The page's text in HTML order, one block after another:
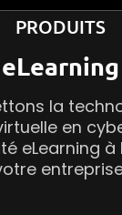
PRODUITS
eLearning
la
en
eLearning